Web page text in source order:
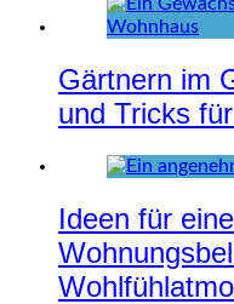
Gärtnern im
und Tricks
Ideen für eine